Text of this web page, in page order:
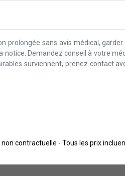
prolongée sans avis médical, garder
Demandez conseil à votre
surviennent, prenez contact
non contractuelle - Tous les prix